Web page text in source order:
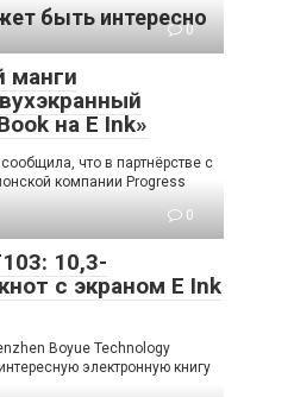
быть интересно
0
манги
на E Ink»
что в партнёрстве с
компании Progress
0
10,3-
с экраном E Ink
Boyue Technology
электронную книгу